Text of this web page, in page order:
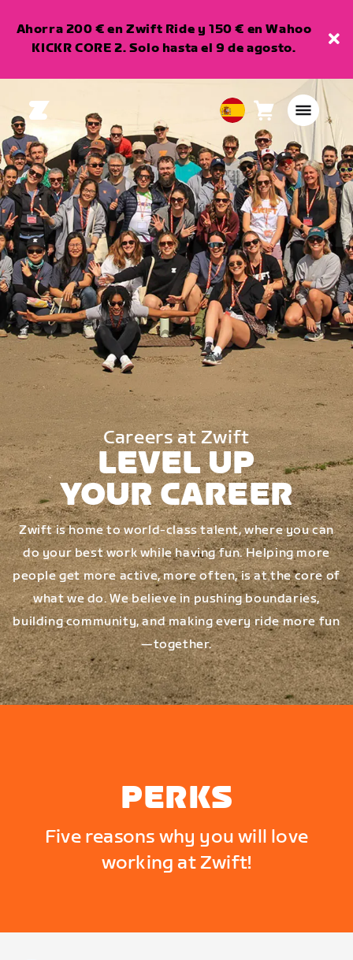
Ahorra 200 € en Zwift Ride y 150 € en Wahoo
KICKR CORE 2. Solo hasta el 9 de agosto.
European
Union
Español
Carro0
artículos
Careers at Zwift
LEVEL UP
YOUR CAREER
Zwift is home to world-class talent, where you can
do your best work while having fun. Helping more
people get more active, more often, is at the core of
what we do. We believe in pushing boundaries,
building community, and making every ride more fun
—together.
PERKS
Five reasons why you will love
working at Zwift!